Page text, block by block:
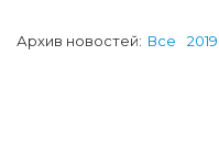
Архив новостей: Все 2019